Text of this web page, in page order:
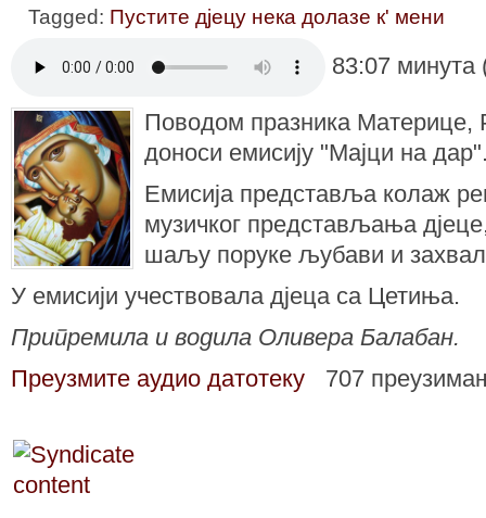
Tagged: Пустите дјецу нека долазе к' мени
83:07
Поводом празника Материце,
доноси емисију "Мајци на
Емисија представља колаж
музичког представљања
шаљу поруке љубави и
У емисији учествовала дјеца са Цетиња.
Припремила и водила Оливера Балабан.
Преузмите аудио датотеку
707